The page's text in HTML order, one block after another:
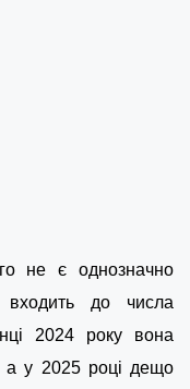
не є однозначно
входить до числа
2024 року вона
а у 2025 році дещо